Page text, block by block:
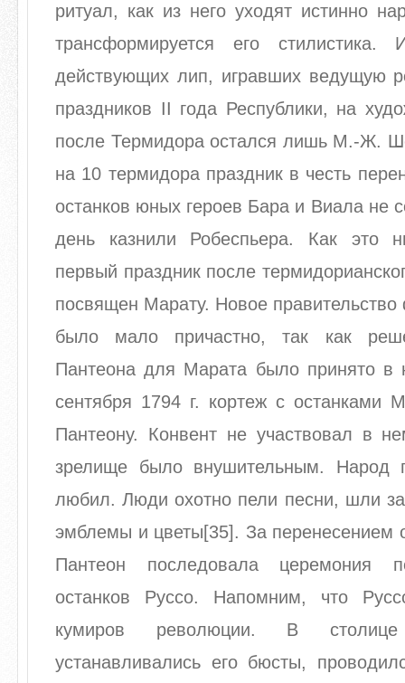
ритуал, как из него уходят истинно
трансформируется его стилистика.
действующих лип, игравших ведущую
праздников II года Республики, на
после Термидора остался лишь М.-Ж.
на 10 термидора праздник в честь
останков юных героев Бара и Виала не
день казнили Робеспьера. Как это
первый праздник после
посвящен Марату. Новое правительство
было мало причастно, так как
Пантеона для Марата было принято в
сентября 1794 г. кортеж с останками
Пантеону. Конвент не участвовал в
зрелище было внушительным. Народ
любил. Люди охотно пели песни, шли
эмблемы и цветы[35]. За перенесением
Пантеон последовала церемония
останков Руссо. Напомним, что
кумиров революции. В
устанавливались его бюсты,